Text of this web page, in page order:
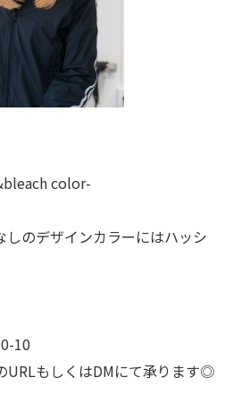
color-
しのデザインカラーにはハッシ
10
URLもしくはDMにて承ります◎